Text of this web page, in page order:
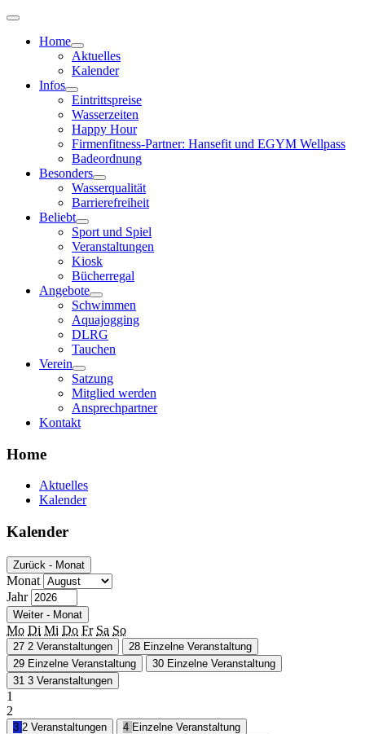
Home
Aktuelles
Kalender
Infos
Eintrittspreise
Wasserzeiten
Happy Hour
Firmenfitness-Partner: Hansefit und EGYM Wellpass
Badeordnung
Besonders
Wasserqualität
Barrierefreiheit
Beliebt
Sport und Spiel
Veranstaltungen
Kiosk
Bücherregal
Angebote
Schwimmen
Aquajogging
DLRG
Tauchen
Verein
Satzung
Mitglied werden
Ansprechpartner
Kontakt
Home
Aktuelles
Kalender
Kalender
Zurück - Monat
Monat
Jahr
Weiter - Monat
Mo Di Mi Do Fr Sa So
27 2 Veranstaltungen 28 Einzelne Veranstaltung
29 Einzelne Veranstaltung 30 Einzelne Veranstaltung
31 3 Veranstaltungen
1
2
3 2 Veranstaltungen 4 Einzelne Veranstaltung